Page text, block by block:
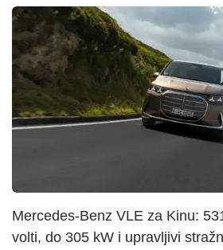
Mercedes-Benz VLE za Kinu:
volti, do 305 kW i upravljivi